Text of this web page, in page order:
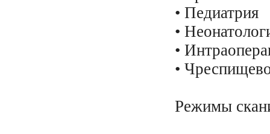
• Педиатрия
•
•
•
Режимы